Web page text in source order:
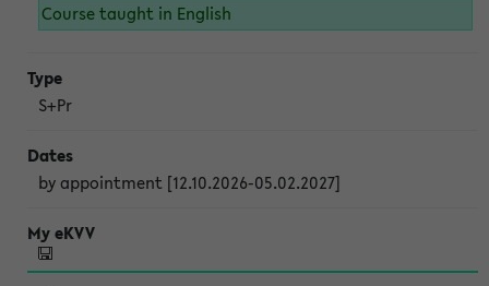
Course taught in English
S+Pr
by appointment [12.10.2026-05.02.2027]